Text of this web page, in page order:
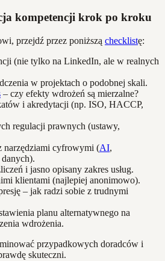
kompetencji krok po kroku
przejdź przez poniższą checklistę:
(nie tylko na LinkedIn, ale w realnych
w projektach o podobnej skali.
– czy efekty wdrożeń są mierzalne?
i akredytacji (np. ISO, HACCP,
regulacji prawnych (ustawy,
narzędziami cyfrowymi (AI,
i jasno opisany zakres usług.
klientami (najlepiej anonimowo).
– jak radzi sobie z trudnymi
planu alternatywnego na
wdrożenia.
przypadkowych doradców i
skuteczni.